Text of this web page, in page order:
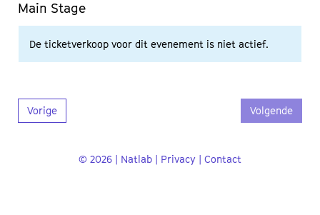
Main Stage
De ticketverkoop voor dit evenement is niet actief.
Vorige Volgende
© 2026 | Natlab | Privacy | Contact